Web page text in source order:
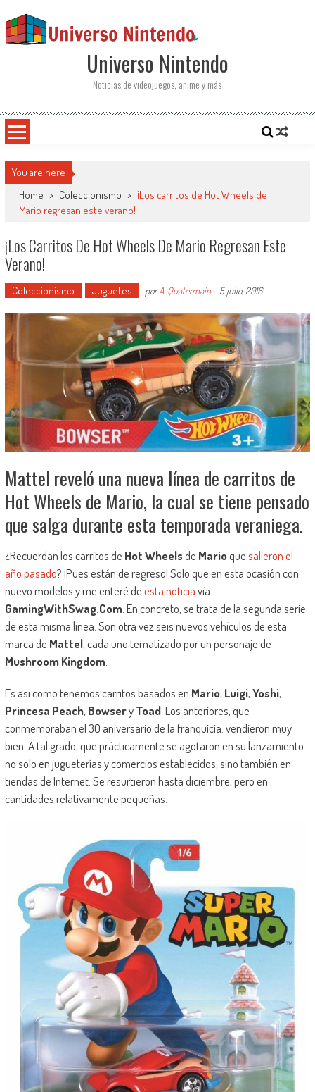
Universo Nintendo
Noticias de videojuegos, anime y más
You are here
Home > Coleccionismo > ¡Los carritos de Hot Wheels de
Mario regresan este verano!
¡Los Carritos De Hot Wheels De Mario Regresan Este
Verano!
Coleccionismo Juguetes porA. Quatermain- 5 julio, 2016
Mattel reveló una nueva línea de carritos de
Hot Wheels de Mario, la cual se tiene pensado
que salga durante esta temporada veraniega.
¿Recuerdan los carritos de Hot Wheelsde Marioquesalieron el
año pasado? ¡Pues están de regreso! Solo que en esta ocasión con
nuevo modelos y me enteré deesta noticiavía
GamingWithSwag.Com. En concreto, se trata de la segunda serie
de esta misma línea. Son otra vez seis nuevos vehículos de esta
marca de Mattel, cada uno tematizado por un personaje de
Mushroom Kingdom.
Es así como tenemos carritos basados en Mario, Luigi,Yoshi,
Princesa Peach, BowseryToad. Los anteriores, que
conmemoraban el 30 aniversario de la franquicia. vendieron muy
bien. A tal grado, que prácticamente se agotaron en su lanzamiento
no solo en jugueterías y comercios establecidos, sino también en
tiendas de Internet. Se resurtieron hasta diciembre, pero en
cantidades relativamente pequeñas.